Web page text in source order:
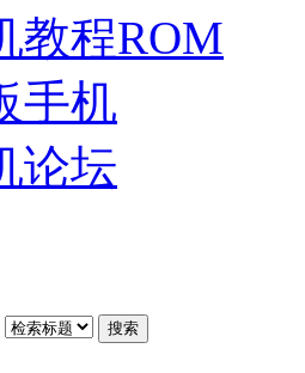
教程ROM
手机
论坛
搜索